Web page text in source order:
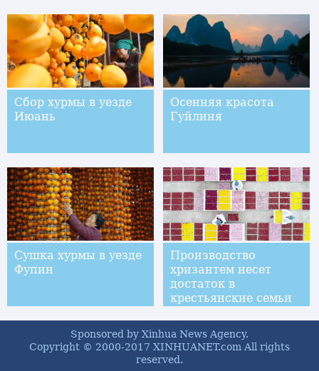
Сбор хурмы в уезде
Июань
Осенняя красота
Гуйлиня
Сушка хурмы в уезде
Фупин
Производство
хризантем несет
достаток в
крестьянские семьи
Sponsored by Xinhua News Agency.
Copyright © 2000-2017 XINHUANET.com All rights
reserved.